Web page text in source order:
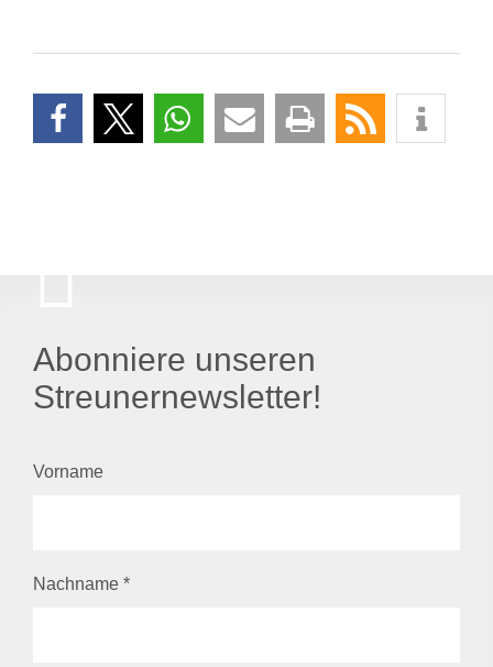
Abonniere unseren
Streunernewsletter!
Vorname
Nachname *